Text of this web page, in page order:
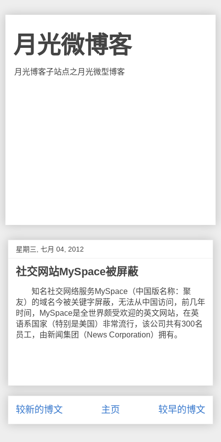
月光微博客
月光博客子站点之月光微型博客
星期三, 七月 04, 2012
社交网站MySpace被屏蔽
知名社交网络服务MySpace（中国版名称：聚
友）的域名今被关键字屏蔽，无法从中国访问，前几年
时间，MySpace是全世界颇受欢迎的英文网站，在英
语系国家（特别是美国）非常流行，该公司共有300名
员工，由新闻集团（News Corporation）拥有。
较新的博文 较早的博文
主页